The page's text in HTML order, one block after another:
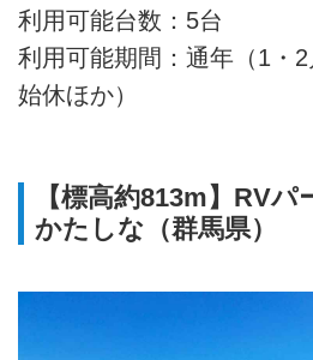
利用可能台数：5台
利用可能期間：通年（1・
始休ほか）
【標高約813m】RV
かたしな（群馬県）